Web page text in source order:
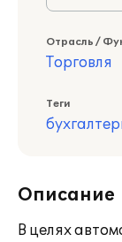
Отрасль /
Торговля
Теги
Описание
В целях